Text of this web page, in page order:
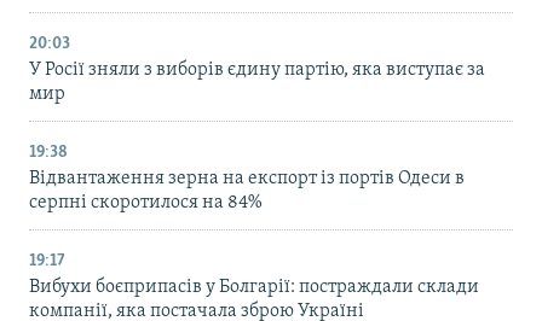
20:03
У Росії зняли з виборів єдину партію, яка виступає за
мир
19:38
Відвантаження зерна на експорт із портів Одеси в
серпні скоротилося на 84%
19:17
Вибухи боєприпасів у Болгарії: постраждали склади
компанії, яка постачала зброю Україні